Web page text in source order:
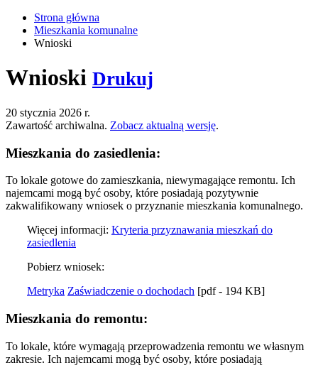
Strona główna
Mieszkania komunalne
Wnioski
Wnioski Drukuj
20 stycznia 2026 r.
Zawartość archiwalna. Zobacz aktualną wersję.
Mieszkania do zasiedlenia:
To lokale gotowe do zamieszkania, niewymagające remontu. Ich
najemcami mogą być osoby, które posiadają pozytywnie
zakwalifikowany wniosek o przyznanie mieszkania komunalnego.
Więcej informacji: Kryteria przyznawania mieszkań do
zasiedlenia
Pobierz wniosek:
Metryka Zaświadczenie o dochodach [pdf - 194 KB]
Mieszkania do remontu:
To lokale, które wymagają przeprowadzenia remontu we własnym
zakresie. Ich najemcami mogą być osoby, które posiadają